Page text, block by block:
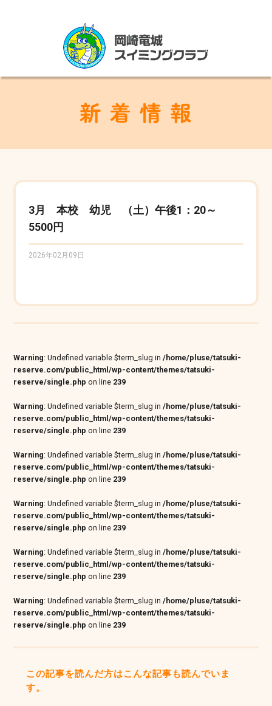
3月 本校 幼児 （土）午後1：20～
5500円
2026年02月09日
Warning: Undefined variable $term_slug in/home/pluse/tatsuki-
reserve.com/public_html/wp-content/themes/tatsuki-
reserve/single.php on line 239
Warning: Undefined variable $term_slug in/home/pluse/tatsuki-
reserve.com/public_html/wp-content/themes/tatsuki-
reserve/single.php on line 239
Warning: Undefined variable $term_slug in/home/pluse/tatsuki-
reserve.com/public_html/wp-content/themes/tatsuki-
reserve/single.php on line 239
Warning: Undefined variable $term_slug in/home/pluse/tatsuki-
reserve.com/public_html/wp-content/themes/tatsuki-
reserve/single.php on line 239
Warning: Undefined variable $term_slug in/home/pluse/tatsuki-
reserve.com/public_html/wp-content/themes/tatsuki-
reserve/single.php on line 239
Warning: Undefined variable $term_slug in/home/pluse/tatsuki-
reserve.com/public_html/wp-content/themes/tatsuki-
reserve/single.php on line 239
この記事を読んだ方はこんな記事も読んでいま
す。